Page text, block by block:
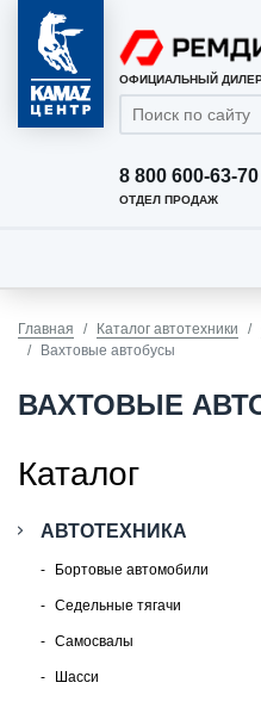
ОФИЦИАЛЬНЫЙ ДИЛЕР
8 800 600-63-70
ОТДЕЛ ПРОДАЖ
Главная Каталог автотехники
Вахтовые автобусы
ВАХТОВЫЕ
Каталог
АВТОТЕХНИКА
Бортовые автомобили
Седельные тягачи
Самосвалы
Шасси